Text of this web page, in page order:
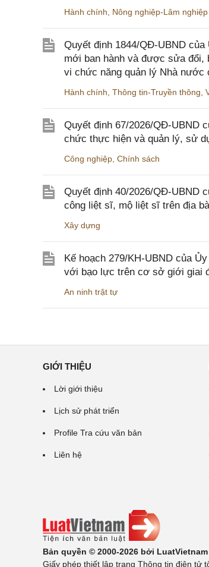
Hành chính Nông nghiệp-Lâm nghiệp
Quyết định 1844/QĐ-UBND
mới ban hành và được sửa đổi,
vi chức năng quản lý Nhà nước
Hành chính Thông tin-Truyền thông
Quyết định 67/2026/QĐ-UBND
chức thực hiện và quản lý, sử
Công nghiệp Chính sách
Quyết định 40/2026/QĐ-UBND
công liệt sĩ, mộ liệt sĩ trên địa
Xây dựng
Kế hoạch 279/KH-UBND của
với bạo lực trên cơ sở giới giai
An ninh trật tự
GIỚI THIỆU
Lời giới thiệu
Lịch sử phát triển
Profile Tra cứu văn bản
Liên hệ
Bản quyền © 2000-2026 bởi
Giấy phép thiết lập trang Thông tin điện tử